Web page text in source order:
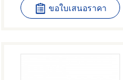
ขอใบเสนอราคา